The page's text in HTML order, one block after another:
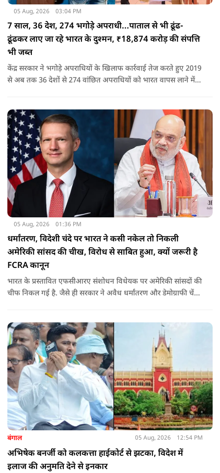
05 Aug, 2026 03:04 PM
7 साल, 36 देश, 274 भगोड़े अपराधी...पाताल से भी ढूंढ-
ढूंढकर लाए जा रहे भारत के दुश्मन, ₹18,874 करोड़ की संपत्ति
भी जब्त
केंद्र सरकार ने भगोड़े अपराधियों के खिलाफ कार्रवाई तेज करते हुए 2019
से अब तक 36 देशों से 274 वांछित अपराधियों को भारत वापस लाने में
दुश्मन वापस लाए जा रहे हैं.
05 Aug, 2026 01:36 PM
धर्मांतरण, विदेशी चंदे पर भारत ने कसी नकेल तो निकली
अमेरिकी सांसद की चीख, विरोध से साबित हुआ, क्यों जरूरी है
FCRA कानून
भारत के प्रस्तावित एफसीआरए संशोधन विधेयक पर अमेरिकी सांसदों की
चीफ निकल गई है. जैसे ही सरकार ने अवैध धर्मांतरण और डेमोग्राफी चेंज
जरूरी है.
बंगाल 05 Aug, 2026 12:54 PM
अभिषेक बनर्जी को कलकत्ता हाईकोर्ट से झटका, विदेश में
इलाज की अनुमति देने से इनकार